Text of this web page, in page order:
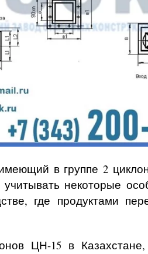
в группе 2
некоторые
где продуктами
ЦН-15 в